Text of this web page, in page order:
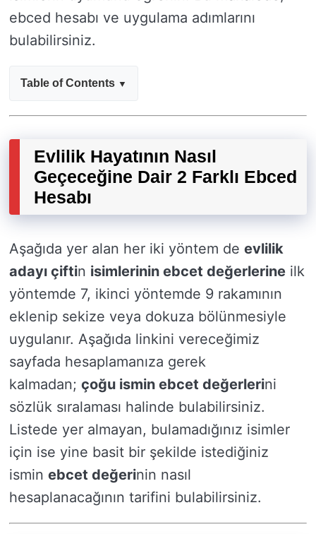
ebced hesabı ve uygulama adımlarını
bulabilirsiniz.
Table of Contents
Evlilik Hayatının Nasıl
Geçeceğine Dair 2 Farklı Ebced
Hesabı
Aşağıda yer alan her iki yöntem de evlilik
adayı çiftin isimlerinin ebcet değerlerine ilk
yöntemde 7, ikinci yöntemde 9 rakamının
eklenip sekize veya dokuza bölünmesiyle
uygulanır. Aşağıda linkini vereceğimiz
sayfada hesaplamanıza gerek
kalmadan; çoğu ismin ebcet değerlerini
sözlük sıralaması halinde bulabilirsiniz.
Listede yer almayan, bulamadığınız isimler
için ise yine basit bir şekilde istediğiniz
ismin ebcet değerinin nasıl
hesaplanacağının tarifini bulabilirsiniz.